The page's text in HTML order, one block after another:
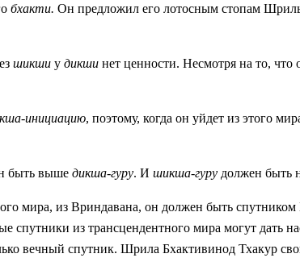
бхакти. Он предложил его лотосным стопам
шикши у дикши нет ценности. Несмотря на то,
инициацию, поэтому, когда он уйдет из этого
быть выше дикша-гуру. И шикша-гуру должен быть
мира, из Вриндавана, он должен быть
спутники из трансцендентного мира могут дать
вечный спутник. Шрила Бхактивинод Тхакур